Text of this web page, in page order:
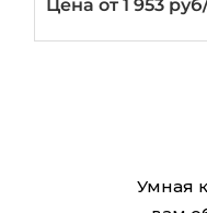
Цена от 1 953
Умная